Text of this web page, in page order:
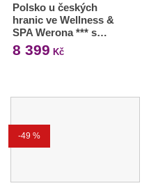
Polsko u českých
hranic ve Wellness &
SPA Werona *** s…
8 399 Kč
-49 %